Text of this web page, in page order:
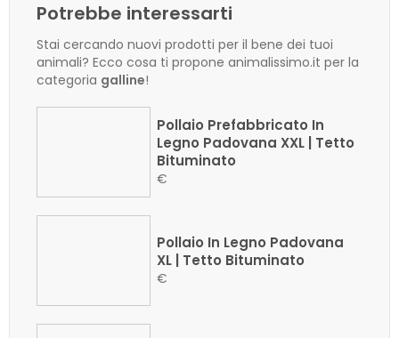
Potrebbe interessarti
Stai cercando nuovi prodotti per il bene dei tuoi
animali? Ecco cosa ti propone animalissimo.it per la
categoria galline!
Pollaio Prefabbricato In
Legno Padovana XXL | Tetto
Bituminato
€
Pollaio In Legno Padovana
XL | Tetto Bituminato
€